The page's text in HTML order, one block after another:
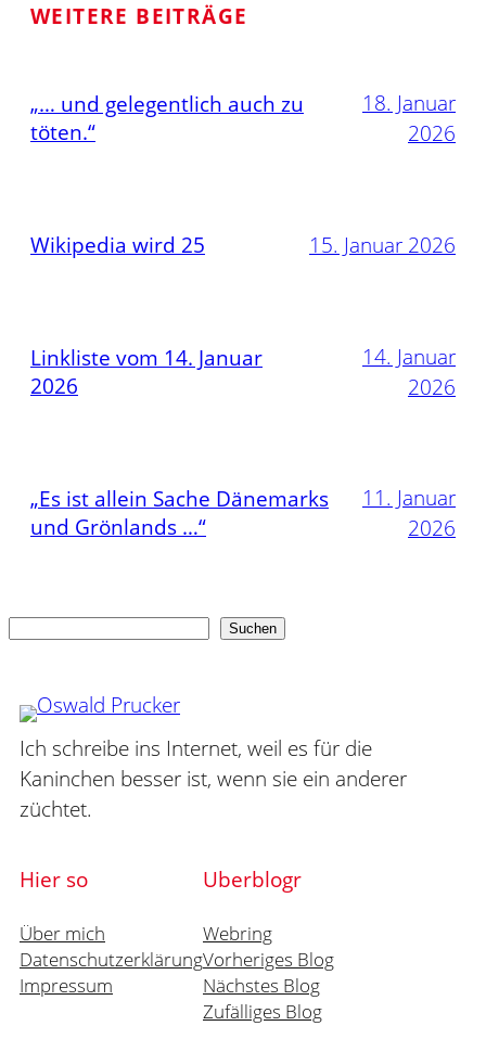
WEITERE BEITRÄGE
„… und gelegentlich auch zu
töten.“
18. Januar
2026
Wikipedia wird 25 15. Januar 2026
Linkliste vom 14. Januar
2026
14. Januar
2026
„Es ist allein Sache Dänemarks
und Grönlands …“
11. Januar
2026
Suchen Suchen
Ich schreibe ins Internet, weil es für die
Kaninchen besser ist, wenn sie ein anderer
züchtet.
Hier so
Über mich
Datenschutzerklärung
Impressum
Uberblogr
Webring
Vorheriges Blog
Nächstes Blog
Zufälliges Blog